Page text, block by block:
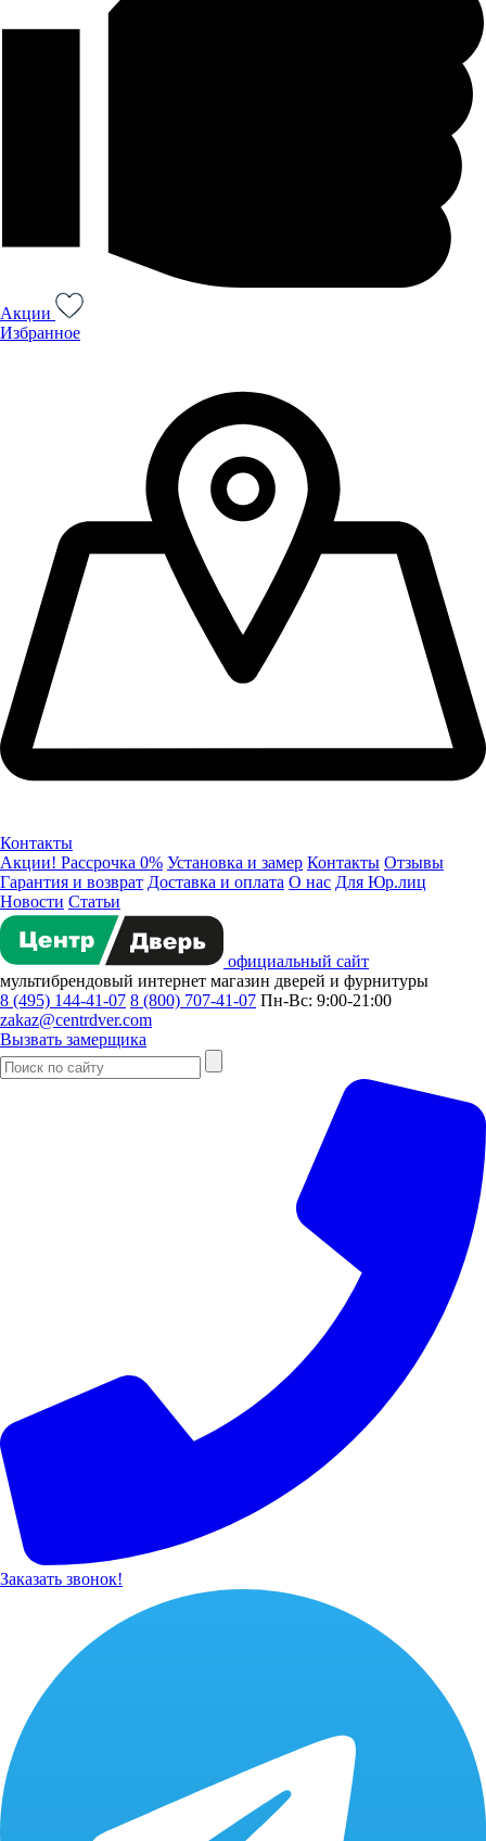
Акции
Избранное
Контакты
Акции! Рассрочка 0% Установка и замер Контакты Отзывы
Гарантия и возврат Доставка и оплата О нас Для Юр.лиц
Новости Статьи
официальный сайт
мультибрендовый интернет магазин дверей и фурнитуры
8 (495) 144-41-07 8 (800) 707-41-07 Пн-Вс: 9:00-21:00
zakaz@centrdver.com
Вызвать замерщика
Заказать звонок!